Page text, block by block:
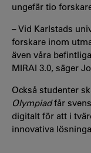
ungefär tio
– Vid Karlstads
forskare inom
även våra
MIRAI 3.0, säger
Också studenter
Olympiadfår
digitalt för att i
innovativa